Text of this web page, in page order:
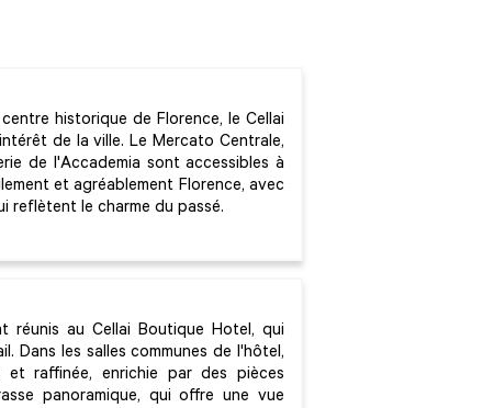
historique de Florence, le Cellai
de la ville. Le Mercato Centrale,
de l'Accademia sont accessibles à
et agréablement Florence, avec
reflètent le charme du passé.
réunis au Cellai Boutique Hotel, qui
Dans les salles communes de l'hôtel,
et raffinée, enrichie par des pièces
panoramique, qui offre une vue